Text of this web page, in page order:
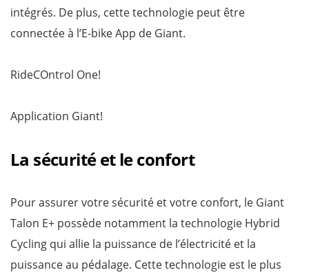
intégrés. De plus, cette technologie peut être
connectée à l’E-bike App de Giant.
RideCOntrol One!
Application Giant!
La sécurité et le confort
Pour assurer votre sécurité et votre confort, le Giant
Talon E+ possède notamment la technologie Hybrid
Cycling qui allie la puissance de l’électricité et la
puissance au pédalage. Cette technologie est le plus